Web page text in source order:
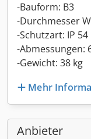
-Bauform: B3
-Durchmesser
-Schutzart: IP 54
-Abmessungen:
-Gewicht: 38 kg
Mehr
Anbieter